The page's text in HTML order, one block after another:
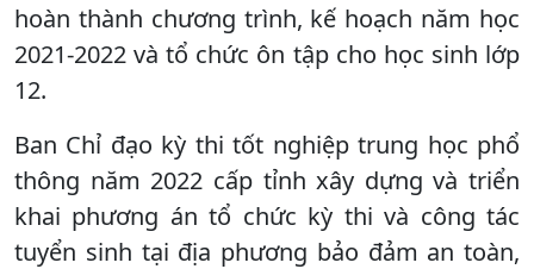
hoàn thành chương trình, kế hoạch năm học
2021-2022 và tổ chức ôn tập cho học sinh lớp
12.
Ban Chỉ đạo kỳ thi tốt nghiệp trung học phổ
thông năm 2022 cấp tỉnh xây dựng và triển
khai phương án tổ chức kỳ thi và công tác
tuyển sinh tại địa phương bảo đảm an toàn,